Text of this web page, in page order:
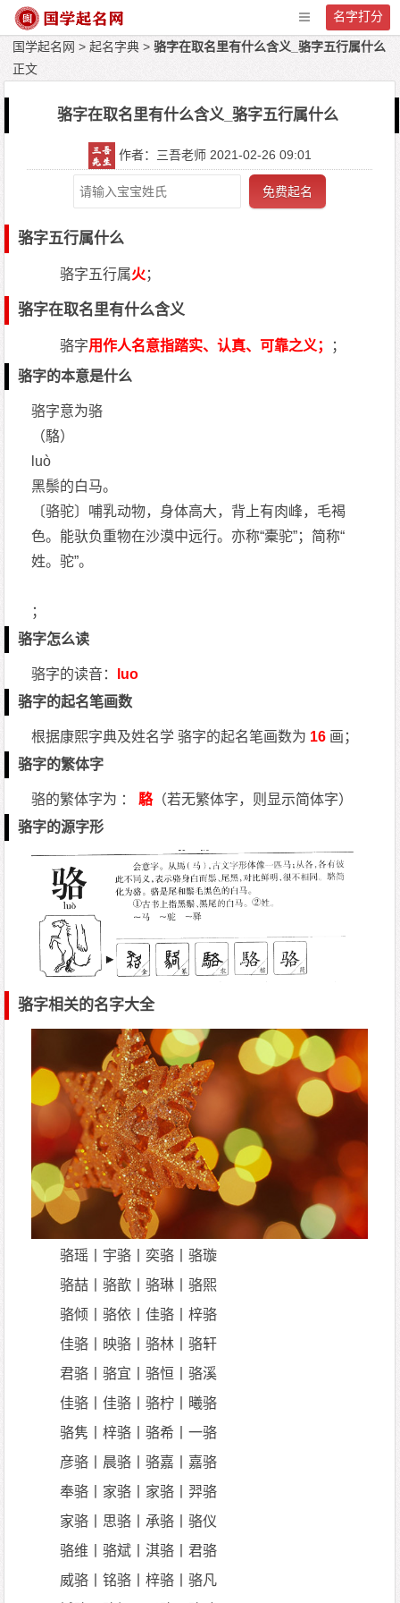
名字打分
国学起名网 >起名字典 >骆字在取名里有什么含义_骆字五行属什么
正文
骆字在取名里有什么含义_骆字五行属什么
作者：三吾老师 2021-02-26 09:01
免费起名
骆字五行属什么
骆字五行属火；
骆字在取名里有什么含义
骆字用作人名意指踏实、认真、可靠之义；
；
骆字的本意是什么
骆字意为骆
（駱）
luò
黑鬃的白马。
〔骆驼〕哺乳动物，身体高大，背上有肉峰，毛褐
色。能驮负重物在沙漠中远行。亦称“橐驼”；简称“
姓。驼”。
；
骆字怎么读
骆字的读音：
luo
骆字的起名笔画数
根据康熙字典及姓名学 骆字的起名笔画数为 16 画；
骆字的繁体字
骆的繁体字为 ： 駱（若无繁体字，则显示简体字）
骆字的源字形
骆字相关的名字大全
骆瑶丨宇骆丨奕骆丨骆璇
骆喆丨骆歆丨骆琳丨骆煕
骆倾丨骆依丨佳骆丨梓骆
佳骆丨映骆丨骆林丨骆轩
君骆丨骆宜丨骆恒丨骆溪
佳骆丨佳骆丨骆柠丨曦骆
骆隽丨梓骆丨骆希丨一骆
彦骆丨晨骆丨骆嘉丨嘉骆
奉骆丨家骆丨家骆丨羿骆
家骆丨思骆丨承骆丨骆仪
骆维丨骆斌丨淇骆丨君骆
威骆丨铭骆丨梓骆丨骆凡